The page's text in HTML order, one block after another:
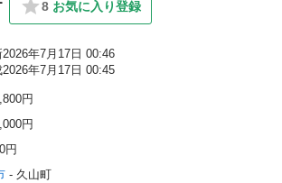
8 お気に入り登録
2026年7月17日 00:46
2026年7月17日 00:45
円
円
円
- 久山町